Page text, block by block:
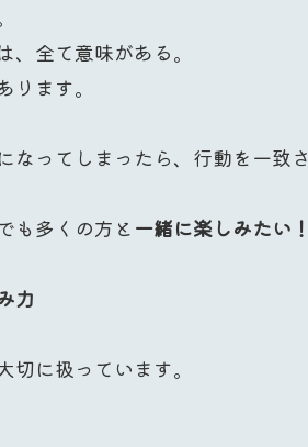
、全て意味がある。
ます。
なってしまったら、行動を一致
も多くの方と一緒に楽しみたい！
力
切に扱っています。